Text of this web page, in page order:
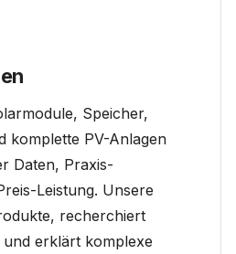
Speicher,
komplette PV-Anlagen
Daten, Praxis-
Leistung. Unsere
recherchiert
erklärt komplexe